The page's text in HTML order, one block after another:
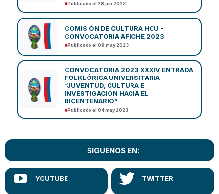
Publicado el 28 jun 2023
COMISIÓN DE CULTURA HCU -
CONVOCATORIA AFICHE 2023
Publicado el 09 may 2023
CONVOCATORIA 2023 XXXIV ENTRADA
FOLKLÓRICA UNIVERSITARIA
“JUVENTUD, CULTURA E
INVESTIGACIÓN HACIA EL
BICENTENARIO”
Publicado el 04 may 2023
SIGUENOS EN: